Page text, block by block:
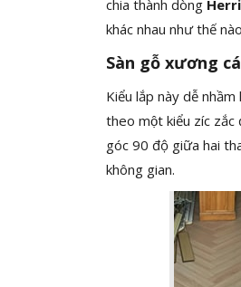
chia thành dòng
khác nhau như thế
Sàn gỗ xương
Kiểu lắp này dễ
theo một kiểu zíc
góc 90 độ giữa hai
không gian.